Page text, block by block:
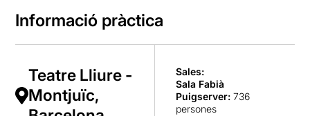
Informació pràctica
Teatre Lliure -
Montjuïc,
Sales:
Sala Fabià
Puigserver: 736
persones